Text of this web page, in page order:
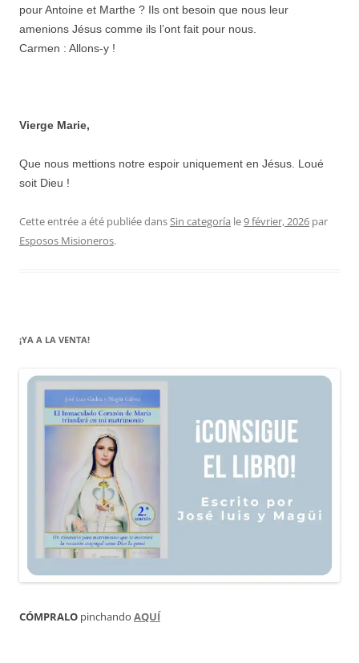
pour Antoine et Marthe ? Ils ont besoin que nous leur
amenions Jésus comme ils l’ont fait pour nous.
Carmen : Allons-y !
Vierge Marie,
Que nous mettions notre espoir uniquement en Jésus. Loué
soit Dieu !
Cette entrée a été publiée dansSin categoría le9 février, 2026 par
Esposos Misioneros.
¡YA A LA VENTA!
CÓMPRALO pinchando AQUÍ